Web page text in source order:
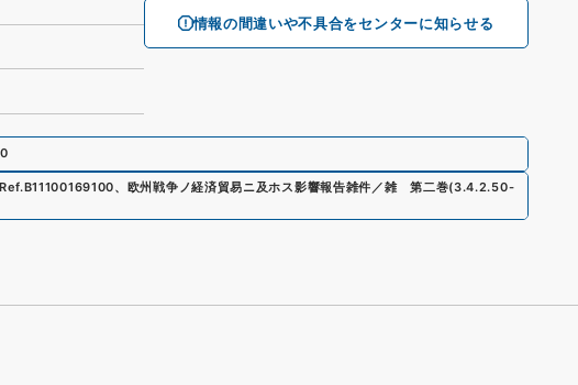
情報の間違いや不具合をセンターに知らせる
Ref.B11100169100、 欧州戦争ノ経済貿易ニ及ホス影響報告雑件／雑 第二巻(3.4.2.50-